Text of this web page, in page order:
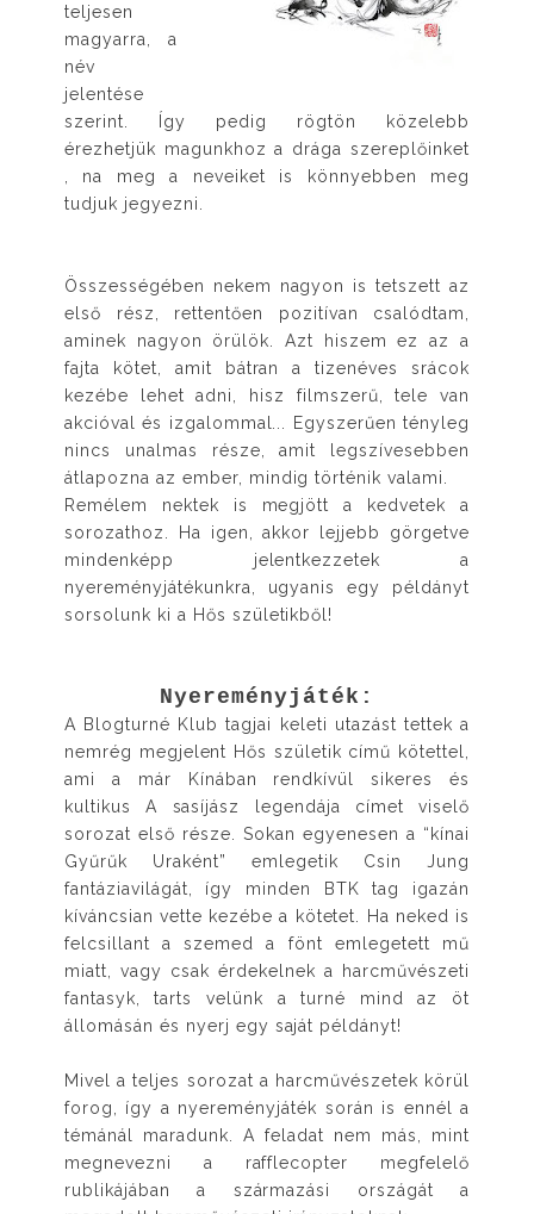
teljesen
magyarra, a
név
jelentése
szerint. Így pedig rögtön közelebb
érezhetjük magunkhoz a drága szereplőinket
, na meg a neveiket is könnyebben meg
tudjuk jegyezni.
Összességében nekem nagyon is tetszett az
első rész, rettentően pozitívan csalódtam,
aminek nagyon örülök. Azt hiszem ez az a
fajta kötet, amit bátran a tizenéves srácok
kezébe lehet adni, hisz filmszerű, tele van
akcióval és izgalommal... Egyszerűen tényleg
nincs unalmas része, amit legszívesebben
átlapozna az ember, mindig történik valami.
Remélem nektek is megjött a kedvetek a
sorozathoz. Ha igen, akkor lejjebb görgetve
mindenképp jelentkezzetek a
nyereményjátékunkra, ugyanis egy példányt
sorsolunk ki a Hős születikből!
Nyereményjáték:
A Blogturné Klub tagjai keleti utazást tettek a
nemrég megjelent Hős születik című kötettel,
ami a már Kínában rendkívül sikeres és
kultikus A sasíjász legendája címet viselő
sorozat első része. Sokan egyenesen a “kínai
Gyűrűk Uraként” emlegetik Csin Jung
fantáziavilágát, így minden BTK tag igazán
kíváncsian vette kezébe a kötetet. Ha neked is
felcsillant a szemed a fönt emlegetett mű
miatt, vagy csak érdekelnek a harcművészeti
fantasyk, tarts velünk a turné mind az öt
állomásán és nyerj egy saját példányt!
Mivel a teljes sorozat a harcművészetek körül
forog, így a nyereményjáték során is ennél a
témánál maradunk. A feladat nem más, mint
megnevezni a rafflecopter megfelelő
rublikájában a származási országát a